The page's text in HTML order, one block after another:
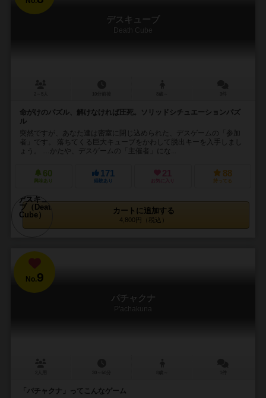
デスキューブ
Death Cube
命がけのパズル、解けなければ圧死。ソリッドシチュエーションパズ
ル
突然ですが、あなた達は密室に閉じ込められた、デスゲームの「参加
者」です。 落ちてくる巨大キューブをかわして脱出キーを入手しまし
ょう。 …かたや、デスゲームの「主催者」にな...
60
興味あり
171
経験あり
21
お気に入り
88
持ってる
カートに追加する
4,800円（税込）
No.9
パチャクナ
P'achakuna
「パチャクナ」ってこんなゲーム